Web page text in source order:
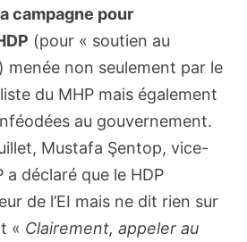
campagne pour
(pour « soutien au
menée non seulement par le
du MHP mais également
au gouvernement.
Mustafa Şentop, vice-
a déclaré que le HDP
de l’EI mais ne dit rien sur
« Clairement, appeler au